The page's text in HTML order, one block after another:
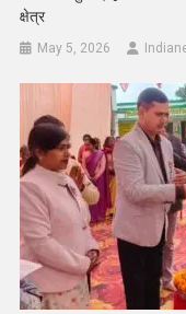
क्षेत्र
May 5, 2026